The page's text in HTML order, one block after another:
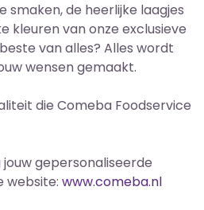
smaken, de heerlijke laagjes
kleuren van onze exclusieve
van alles? Alles wordt
wensen gemaakt.
die Comeba Foodservice
gepersonaliseerde
website: www.comeba.nl